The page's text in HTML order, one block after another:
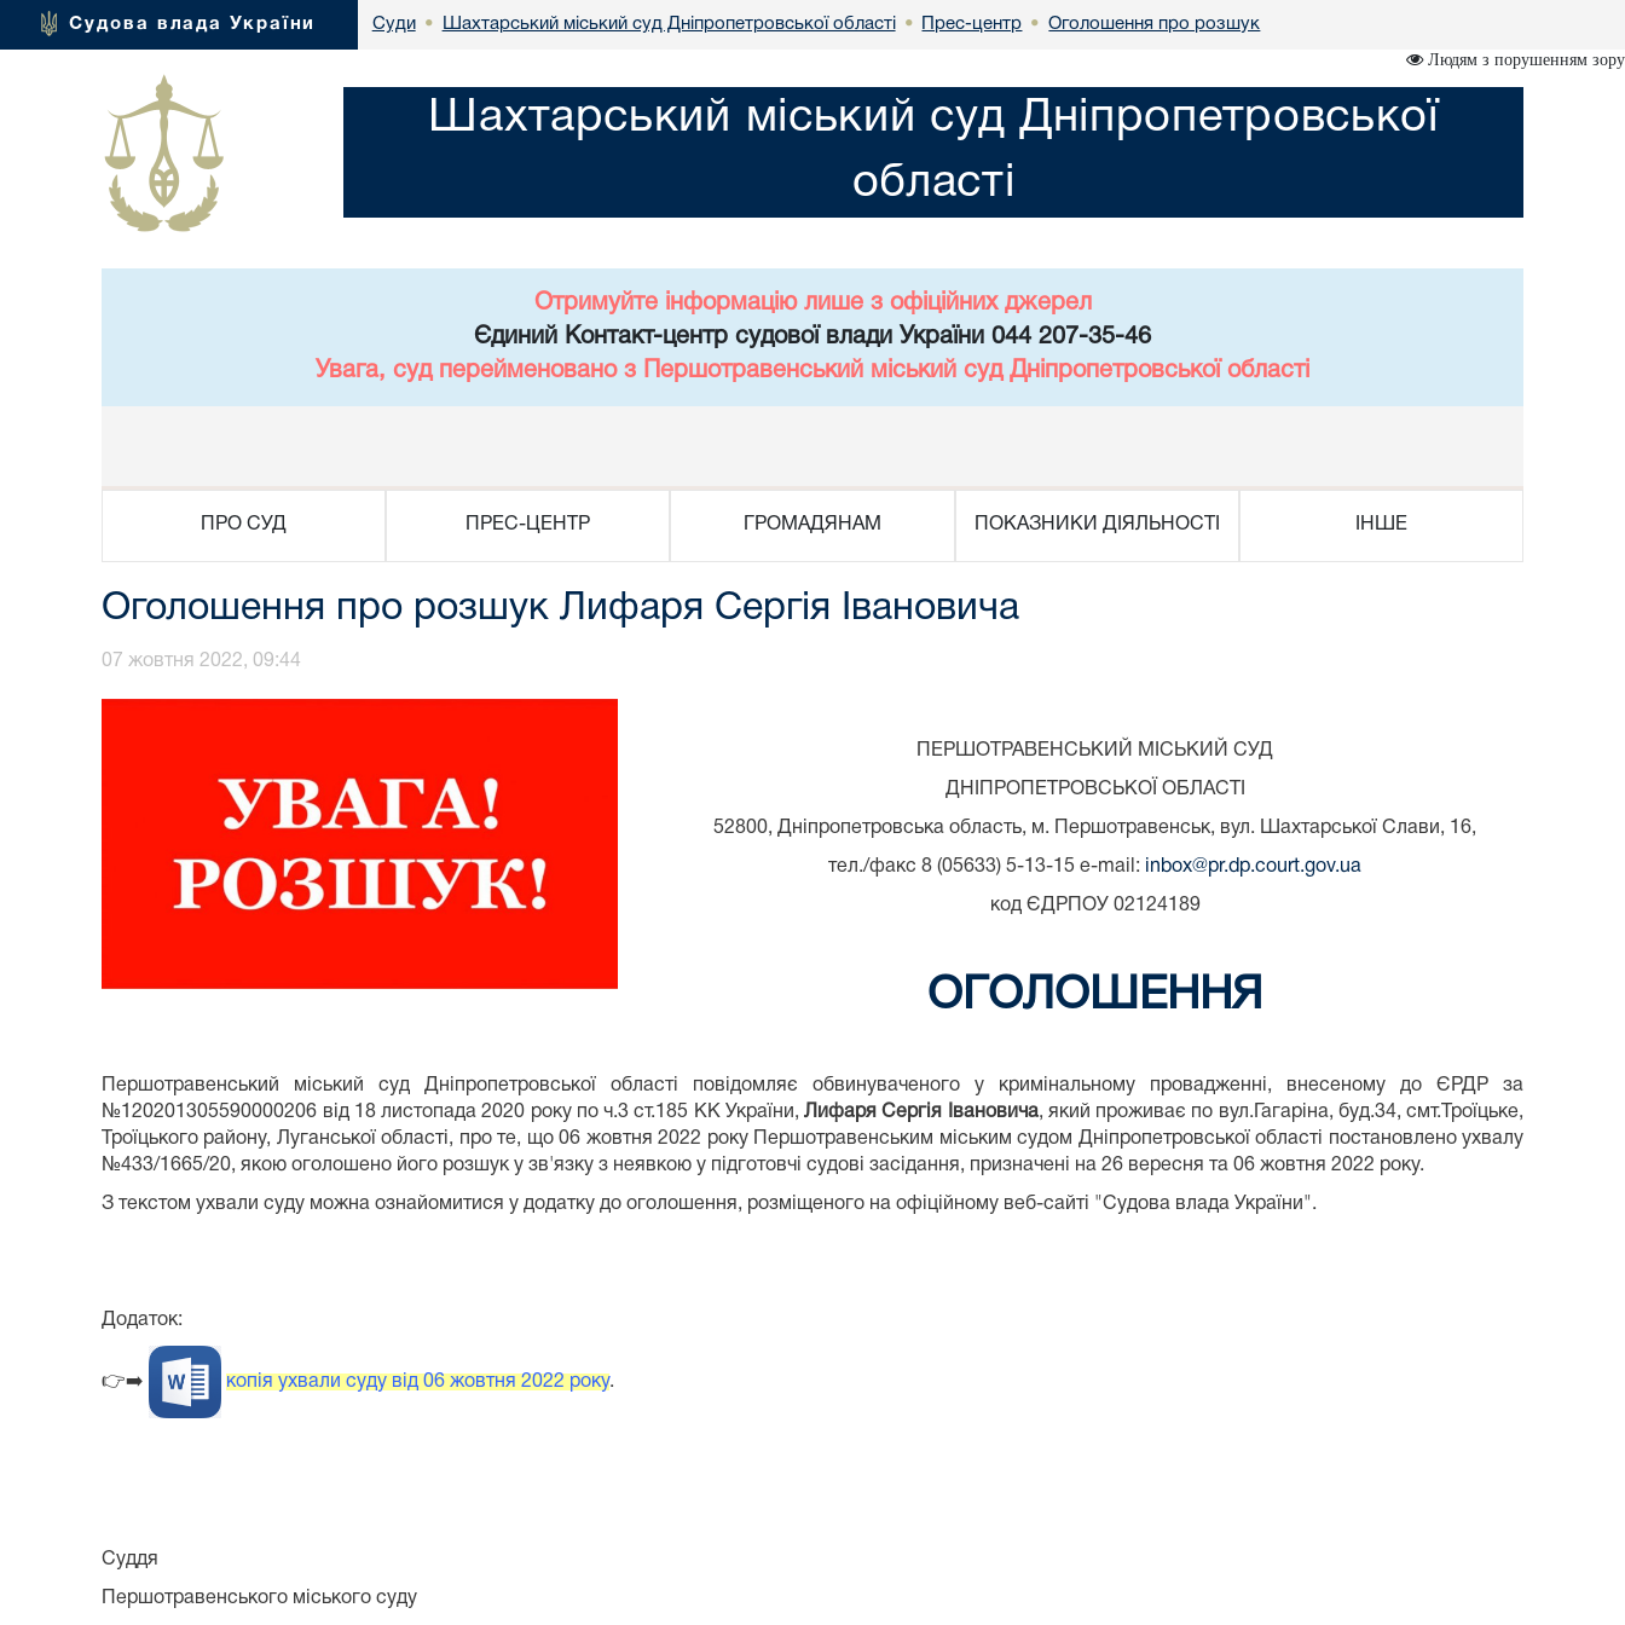
Судова влада України Суди • Шахтарський міський суд Дніпропетровської області • Прес-центр • Оголошення про розшук
Людям з порушенням зору
Шахтарський міський суд Дніпропетровської
області
Отримуйте інформацію лише з офіційних джерел
Єдиний Контакт-центр судової влади України 044 207-35-46
Увага, суд перейменовано з Першотравенський міський суд Дніпропетровської області
ПРО СУД ПРЕС-ЦЕНТР ГРОМАДЯНАМ ПОКАЗНИКИ ДІЯЛЬНОСТІ ІНШЕ
Оголошення про розшук Лифаря Сергія Івановича
07 жовтня 2022, 09:44
ПЕРШОТРАВЕНСЬКИЙ МІСЬКИЙ СУД
ДНІПРОПЕТРОВСЬКОЇ ОБЛАСТІ
52800, Дніпропетровська область, м. Першотравенськ, вул. Шахтарської Слави, 16,
тел./факс 8 (05633) 5-13-15 e-mail: inbox@pr.dp.court.gov.ua
код ЄДРПОУ 02124189
ОГОЛОШЕННЯ
Першотравенський міський суд Дніпропетровської області повідомляє обвинуваченого у кримінальному провадженні, внесеному до ЄРДР за
№120201305590000206 від 18 листопада 2020 року по ч.3 ст.185 КК України, Лифаря Сергія Івановича, який проживає по вул.Гагаріна, буд.34, смт.Троїцьке,
Троїцького району, Луганської області, про те, що 06 жовтня 2022 року Першотравенським міським судом Дніпропетровської області постановлено ухвалу
№433/1665/20, якою оголошено його розшук у зв'язку з неявкою у підготовчі судові засідання, призначені на 26 вересня та 06 жовтня 2022 року.
З текстом ухвали суду можна ознайомитися у додатку до оголошення, розміщеного на офіційному веб-сайті "Судова влада України".
Додаток:
👉➡️ копія ухвали суду від 06 жовтня 2022 року.
Суддя
Першотравенського міського суду